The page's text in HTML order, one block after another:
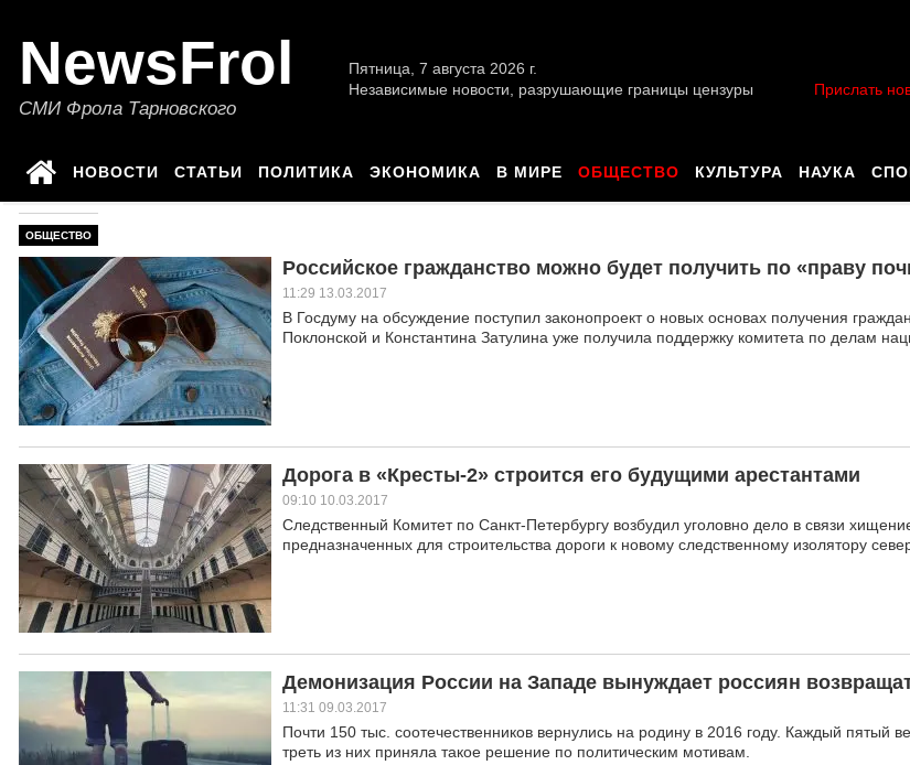
NewsFrol
СМИ Фрола Тарновского
Пятница, 7 августа 2026 г.
Независимые новости, разрушающие границы цензуры
Прислать
НОВОСТИ СТАТЬИ ПОЛИТИКА ЭКОНОМИКА В МИРЕ ОБЩЕСТВО КУЛЬТУРА НАУКА
ОБЩЕСТВО
Российское гражданство можно будет получить по «праву
11:29 13.03.2017
В Госдуму на обсуждение поступил законопроект о новых основах получения
Поклонской и Константина Затулина уже получила поддержку комитета по делам
Дорога в «Кресты-2» строится его будущими арестантами
09:10 10.03.2017
Следственный Комитет по Санкт-Петербургу возбудил уголовно дело в связи
предназначенных для строительства дороги к новому следственному изолятору
Демонизация России на Западе вынуждает россиян
11:31 09.03.2017
Почти 150 тыс. соотечественников вернулись на родину в 2016 году. Каждый пятый
треть из них приняла такое решение по политическим мотивам.